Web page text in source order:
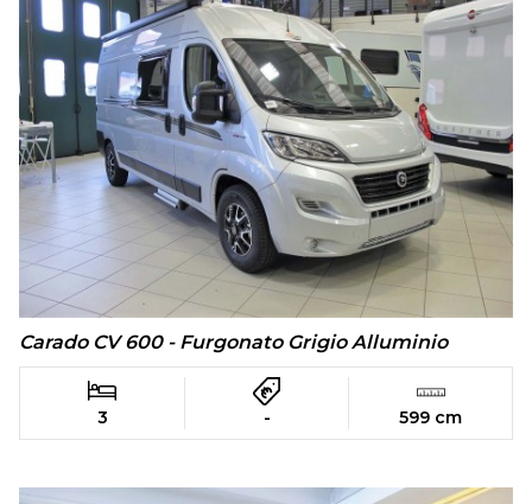
Carado CV 600 - Furgonato Grigio Alluminio
3 - 599 cm